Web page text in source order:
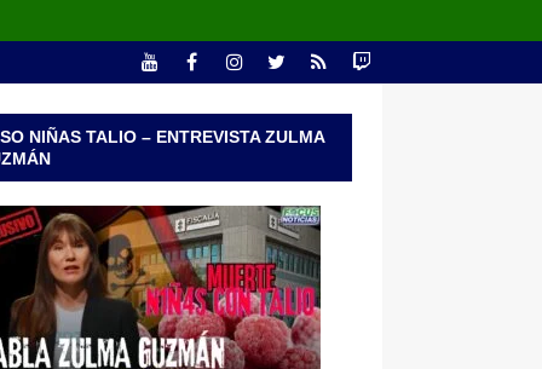
NIÑAS TALIO – ENTREVISTA ZULMA